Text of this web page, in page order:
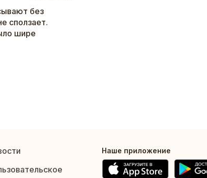
без
сползает.
шире
Наше приложение